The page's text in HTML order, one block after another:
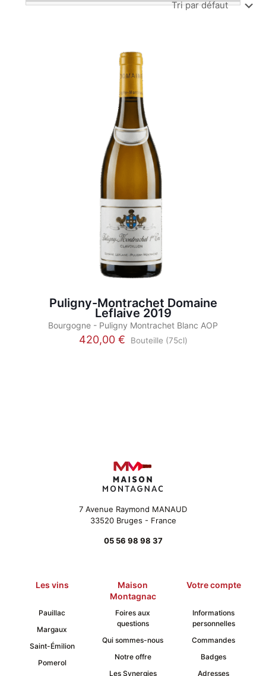
Puligny-Montrachet Domaine
Leflaive 2019
Bourgogne - Puligny Montrachet Blanc AOP
420,00 €
Bouteille (75cl)
sur
la
page
produit
7 Avenue Raymond MANAUD
33520 Bruges - France
05 56 98 98 37
Les vins
Maison
Montagnac
Votre compte
Pauillac
Margaux
Saint-Émilion
Pomerol
Foires aux
questions
Qui sommes-nous
Notre offre
Les Synergies
Informations
personnelles
Commandes
Badges
Adresses